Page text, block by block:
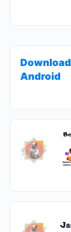
Android